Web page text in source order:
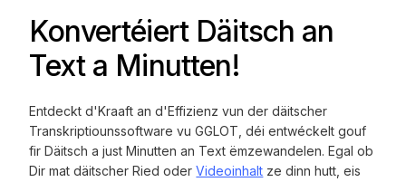
Konvertéiert Däitsch an
Text a Minutten!
Entdeckt d'Kraaft an d'Effizienz vun der däitscher
Transkriptiounssoftware vu GGLOT, déi entwéckelt gouf
fir Däitsch a just Minutten an Text ëmzewandelen. Egal ob
Dir mat däitscher Ried oderVideoinhalt ze dinn hutt, eis